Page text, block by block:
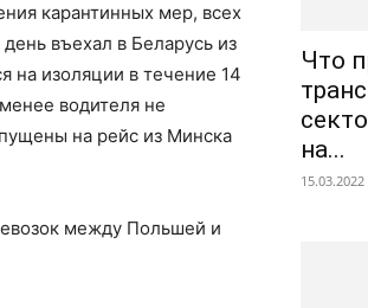
карантинных мер, всех
въехал в Беларусь из
на изоляции в течение 14
водителя не
на рейс из Минска
Что
на...
15.03.2022